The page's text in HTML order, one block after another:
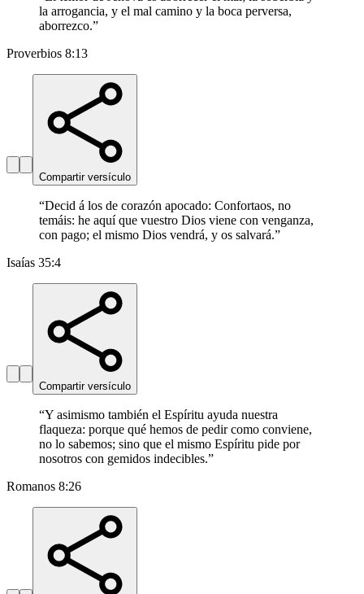
la arrogancia, y el mal camino y la boca perversa,
aborrezco.”
Proverbios 8:13
Compartir versículo
“Decid á los de corazón apocado: Confortaos, no
temáis: he aquí que vuestro Dios viene con venganza,
con pago; el mismo Dios vendrá, y os salvará.”
Isaías 35:4
Compartir versículo
“Y asimismo también el Espíritu ayuda nuestra
flaqueza: porque qué hemos de pedir como conviene,
no lo sabemos; sino que el mismo Espíritu pide por
nosotros con gemidos indecibles.”
Romanos 8:26